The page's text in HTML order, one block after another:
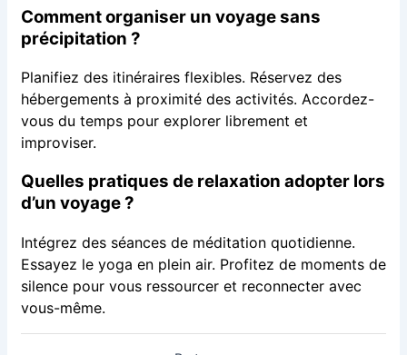
Comment organiser un voyage sans
précipitation ?
Planifiez des itinéraires flexibles. Réservez des
hébergements à proximité des activités. Accordez-
vous du temps pour explorer librement et
improviser.
Quelles pratiques de relaxation adopter lors
d’un voyage ?
Intégrez des séances de méditation quotidienne.
Essayez le yoga en plein air. Profitez de moments de
silence pour vous ressourcer et reconnecter avec
vous-même.